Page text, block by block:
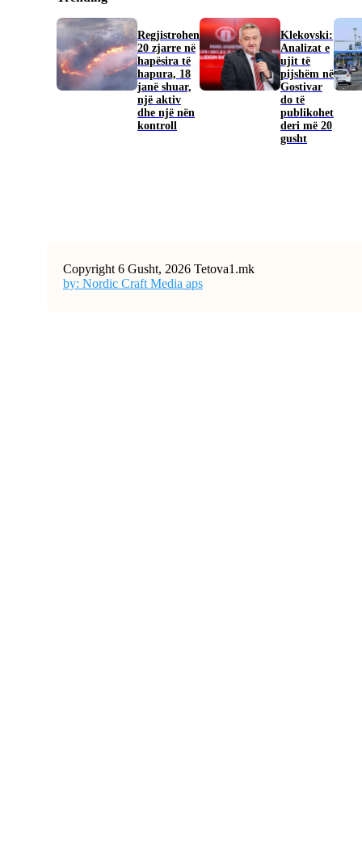
Regjistrohen
20 zjarre në
hapësira të
hapura, 18
janë shuar,
një aktiv
dhe një nën
kontroll
Klekovski:
Analizat e
ujit të
pijshëm në
Gostivar
do të
publikohet
deri më 20
gusht
Copyright 6 Gusht, 2026 Tetova1.mk
by: Nordic Craft Media aps